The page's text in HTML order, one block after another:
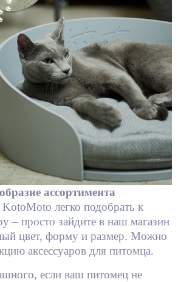
ассортимента
легко подобрать к
– просто зайдите в наш магазин
цвет, форму и размер. Можно
аксессуаров для питомца.
если ваш питомец не